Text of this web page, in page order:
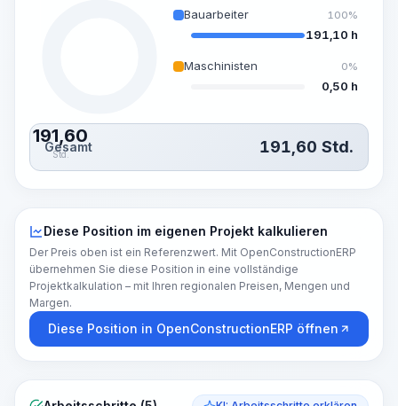
191,60
Std.
Bauarbeiter 100%
191,10 h
Maschinisten 0%
0,50 h
Gesamt 191,60 Std.
Diese Position im eigenen Projekt kalkulieren
Der Preis oben ist ein Referenzwert. Mit OpenConstructionERP
übernehmen Sie diese Position in eine vollständige
Projektkalkulation – mit Ihren regionalen Preisen, Mengen und
Margen.
Diese Position in OpenConstructionERP öffnen